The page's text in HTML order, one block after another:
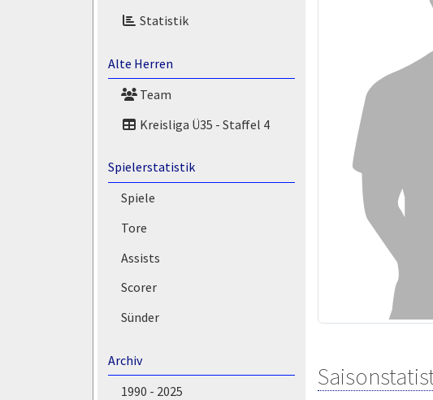
Statistik
Alte Herren
Team
Kreisliga Ü35 - Staffel 4
Spielerstatistik
Spiele
Tore
Assists
Scorer
Sünder
Archiv
1990 - 2025